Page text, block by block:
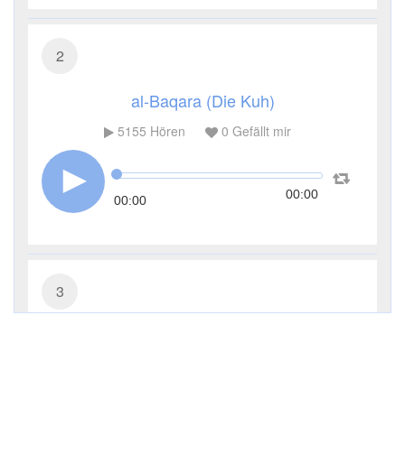
2
al-Baqara (Die Kuh)
5155 Hören 0 Gefällt mir
00:00 00:00
3